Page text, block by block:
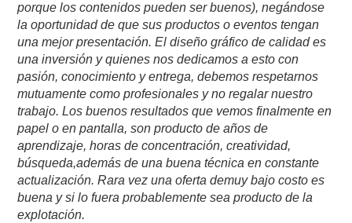
porque los contenidos pueden ser buenos), negándose
la oportunidad de que sus productos o eventos tengan
una mejor presentación. El diseño gráfico de calidad es
una inversión y quienes nos dedicamos a esto con
pasión, conocimiento y entrega, debemos respetarnos
mutuamente como profesionales y no regalar nuestro
trabajo. Los buenos resultados que vemos finalmente en
papel o en pantalla, son producto de años de
aprendizaje, horas de concentración, creatividad,
búsqueda,además de una buena técnica en constante
actualización. Rara vez una oferta demuy bajo costo es
buena y si lo fuera probablemente sea producto de la
explotación.